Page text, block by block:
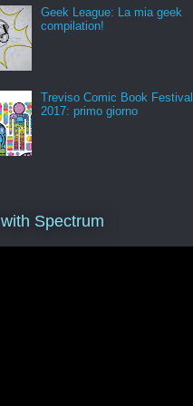
Geek League: La mia geek
compilation!
Treviso Comic Book Festival
2017: primo giorno
Spectrum